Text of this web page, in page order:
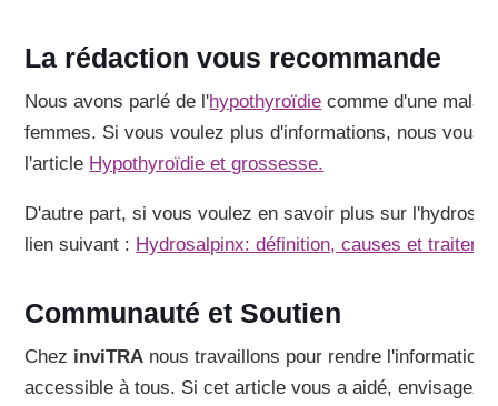
La rédaction vous recommande
Nous avons parlé de l'hypothyroïdie comme d'une
femmes. Si vous voulez plus d'informations, nous vous
l'article Hypothyroïdie et grossesse.
D'autre part, si vous voulez en savoir plus sur
lien suivant : Hydrosalpinx: définition, causes et
Communauté et Soutien
Chez inviTRA nous travaillons pour rendre l'information
accessible à tous. Si cet article vous a aidé, envisagez